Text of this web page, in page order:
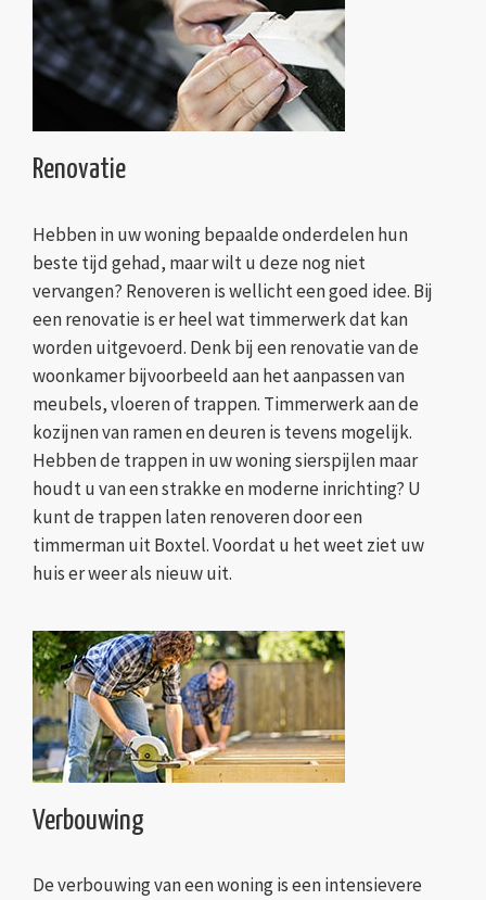
Renovatie
Hebben in uw woning bepaalde onderdelen hun
beste tijd gehad, maar wilt u deze nog niet
vervangen? Renoveren is wellicht een goed idee. Bij
een renovatie is er heel wat timmerwerk dat kan
worden uitgevoerd. Denk bij een renovatie van de
woonkamer bijvoorbeeld aan het aanpassen van
meubels, vloeren of trappen. Timmerwerk aan de
kozijnen van ramen en deuren is tevens mogelijk.
Hebben de trappen in uw woning sierspijlen maar
houdt u van een strakke en moderne inrichting? U
kunt de trappen laten renoveren door een
timmerman uit Boxtel. Voordat u het weet ziet uw
huis er weer als nieuw uit.
Verbouwing
De verbouwing van een woning is een intensievere